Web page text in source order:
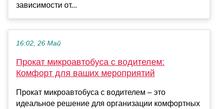
зависимости от...
16:02, 26 Май
Прокат микроавтобуса с водителем:
Комфорт для ваших мероприятий
Прокат микроавтобуса с водителем – это
идеальное решение для организации комфортных